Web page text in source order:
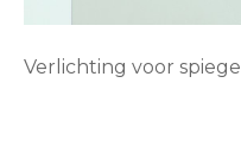
Verlichting voor spiegel